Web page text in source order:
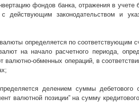
фондов банка, отражения в учете
действующим законодательством и
определяется по соответствующим
на начало расчетного периода,
валютно-обменных операций, в
делением суммы дебетового
валютной позиции” на сумму